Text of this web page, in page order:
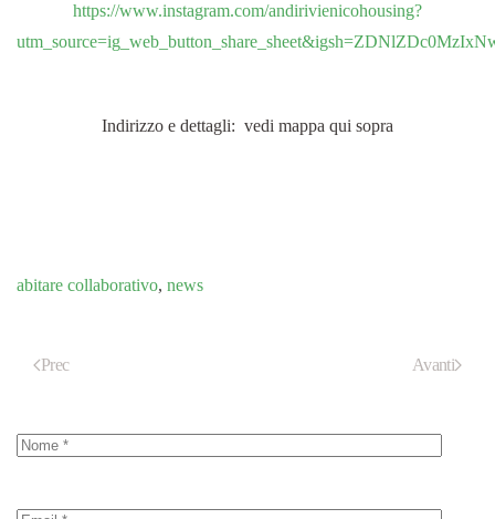
https://www.instagram.com/andirivienicohousing?
Indirizzo e dettagli: vedi mappa qui sopra
abitare collaborativo, news
Prec Avanti